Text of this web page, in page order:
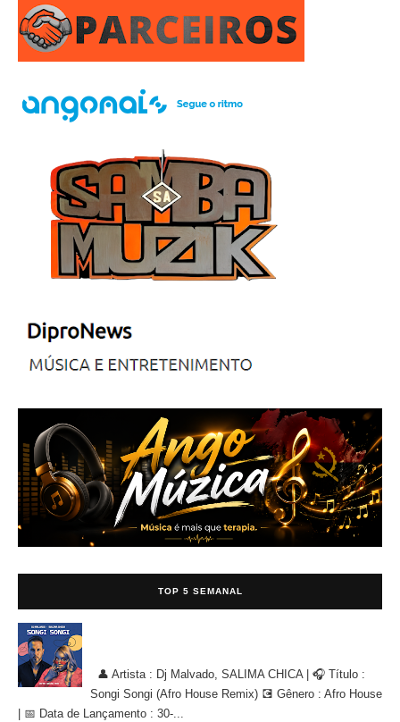
TOP 5 SEMANAL
👤 Artista : Dj Malvado, SALIMA CHICA | 🎧 Título :
Songi Songi (Afro House Remix) 💽 Gênero : Afro House
| 📅 Data de Lançamento : 30-...